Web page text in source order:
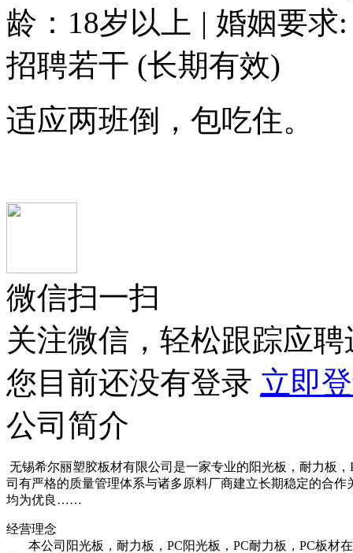
龄：18岁以上 | 婚姻要求
招聘若干 (长期有效)
适应两班倒，包吃住。
微信扫一扫
关注微信，轻松跟踪应聘
您目前还没有登录 立即
公司简介
无锡希尔丽塑胶板材有限公司是一家专业的阳光板，耐力板
司有严格的质量管理体系与诸多原料厂商建立长期稳定的合
均为优良……
经营理念
本公司阳光板，耐力板，PC阳光板，PC耐力板，PC板材